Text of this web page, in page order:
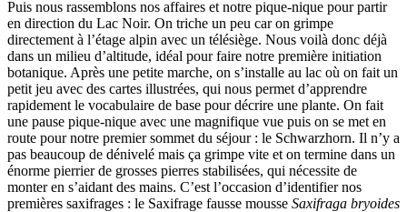
Puis nous rassemblons nos affaires et notre pique-nique pour partir
en direction du Lac Noir. On triche un peu car on grimpe
directement à l’étage alpin avec un télésiège. Nous voilà donc déjà
dans un milieu d’altitude, idéal pour faire notre première initiation
botanique. Après une petite marche, on s’installe au lac où on fait un
petit jeu avec des cartes illustrées, qui nous permet d’apprendre
rapidement le vocabulaire de base pour décrire une plante. On fait
une pause pique-nique avec une magnifique vue puis on se met en
route pour notre premier sommet du séjour : le Schwarzhorn. Il n’y a
pas beaucoup de dénivelé mais ça grimpe vite et on termine dans un
énorme pierrier de grosses pierres stabilisées, qui nécessite de
monter en s’aidant des mains. C’est l’occasion d’identifier nos
premières saxifrages : le Saxifrage fausse mousse Saxifraga bryoides